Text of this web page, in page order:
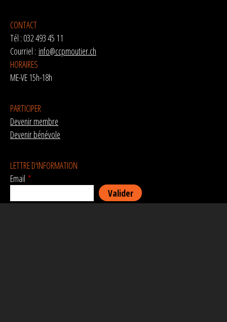
CONTACT
Tél : 032 493 45 11
Courriel : info@ccpmoutier.ch
HORAIRES
ME-VE 15h-18h
PARTICIPER
Devenir membre
Devenir bénévole
LETTRE D'INFORMATION
Email *